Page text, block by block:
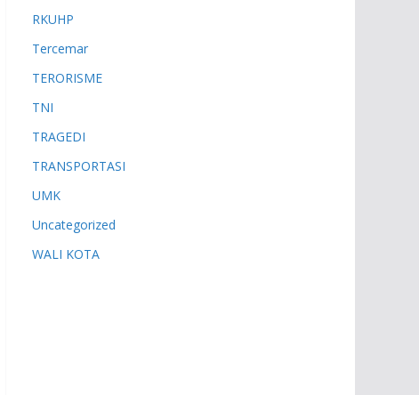
RKUHP
Tercemar
TERORISME
TNI
TRAGEDI
TRANSPORTASI
UMK
Uncategorized
WALI KOTA